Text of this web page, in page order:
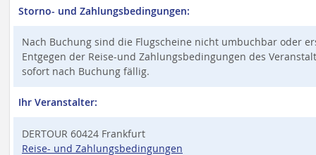
Storno- und Zahlungsbedingungen:
Nach Buchung sind die Flugscheine nicht umbuchbar oder
Entgegen der Reise-und Zahlungsbedingungen des
sofort nach Buchung fällig.
Ihr Veranstalter:
DERTOUR 60424 Frankfurt
Reise- und Zahlungsbedingungen